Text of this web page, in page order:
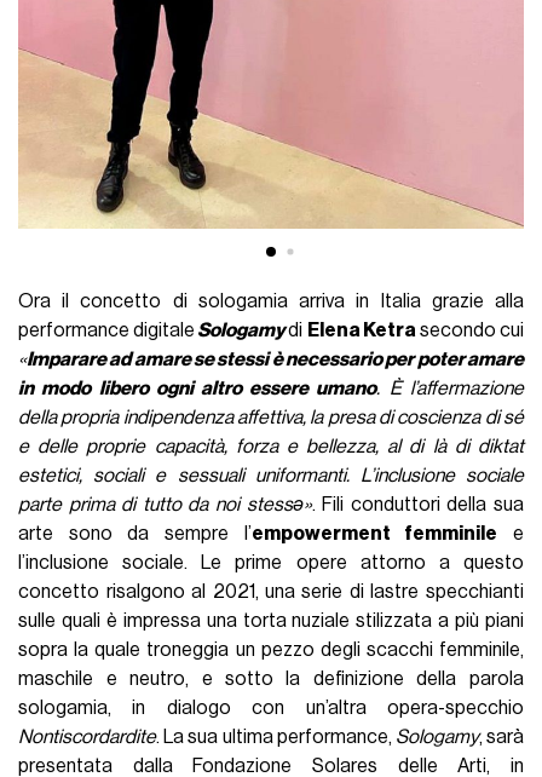
Ora il concetto di sologamia arriva in Italia grazie alla
performance digitale Sologamydi Elena Ketra secondo cui
«Imparare ad amare se stessi è necessario per poter amare
in modo libero ogni altro essere umano. È l’affermazione
della propria indipendenza affettiva, la presa di coscienza di sé
e delle proprie capacità, forza e bellezza, al di là di diktat
estetici, sociali e sessuali uniformanti. L’inclusione sociale
parte prima di tutto da noi stessə». Fili conduttori della sua
arte sono da sempre l’empowerment femminile e
l’inclusione sociale. Le prime opere attorno a questo
concetto risalgono al 2021, una serie di lastre specchianti
sulle quali è impressa una torta nuziale stilizzata a più piani
sopra la quale troneggia un pezzo degli scacchi femminile,
maschile e neutro, e sotto la definizione della parola
sologamia, in dialogo con un’altra opera-specchio
Nontiscordardite. La sua ultima performance, Sologamy, sarà
presentata dalla Fondazione Solares delle Arti, in